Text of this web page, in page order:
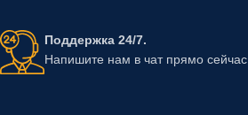
Поддержка 24/7.
Напишите нам в чат прямо сейчас